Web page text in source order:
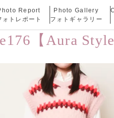
Report
ォトレポート
Photo Gallery
フォトギャラリー
【Aura